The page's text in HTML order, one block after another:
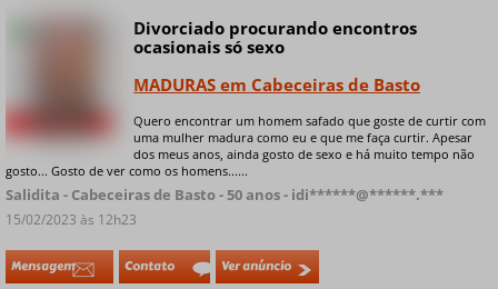
Divorciado procurando encontros
ocasionais só sexo
MADURAS em Cabeceiras de Basto
Quero encontrar um homem safado que goste de curtir com
uma mulher madura como eu e que me faça curtir. Apesar
dos meus anos, ainda gosto de sexo e há muito tempo não
gosto... Gosto de ver como os homens......
Salidita - Cabeceiras de Basto - 50 anos - idi******@******.***
15/02/2023 às 12h23
Mensagem Contato Ver anúncio